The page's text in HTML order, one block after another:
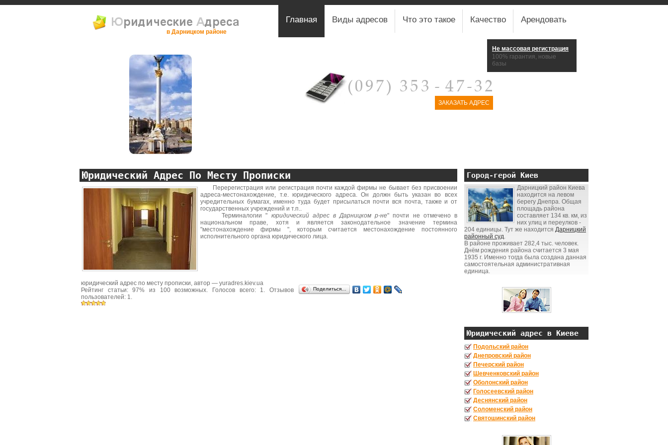
в Дарницком районе
Главная Виды адресов Что это такое Качество Арендовать
ЗАКАЗАТЬ АДРЕС
Не массовая регистрация
100% гарантия, новые
базы
Юридический Адрес По Месту Прописки
Перерегистрация или регистрация почти каждой фирмы не бывает без присвоении
адреса-местонахождение, т.е. юридического адреса. Он должн быть указан во всех
учредительных бумагах, именно туда будет присылаться почти вся почта, также и от
государственных учреждений и т.п..
Терминалогии " юридический адрес в Дарницком р-не" почти не отмечено в
национальном праве, хотя и является законодательное значение термина
"местонахождение фирмы ", которым считается местонахождение постоянного
исполнительного органа юридического лица.
юридический адрес по месту прописки, автор — yuradres.kiev.ua
Рейтинг статьи:97% из 100возможных. Голосов всего: 1. Отзывов
пользователей: 1.
Поделиться…
Город-герой Киев
Дарницкий район Киева
находится на левом
берегу Днепра. Общая
площадь района
составляет 134 кв. км, из
них улиц и переулков -
204 единицы. Тут же находится Дарницкий
районный суд.
В районе проживает 282,4 тыс. человек.
Днём рождения района считается 3 мая
1935 г. Именно тогда была создана данная
самостоятельная административная
единица.
Юридический адрес в Киеве
Подольский район
Днепровский район
Печерский район
Шевченковский район
Оболонский район
Голосеевский район
Деснянский район
Соломенский район
Святошинский район